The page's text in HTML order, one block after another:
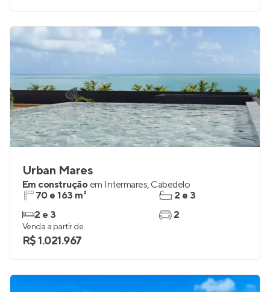
Urban Mares
Em construção em Intermares, Cabedelo
70 e 163 m²
2 e 3
2 e 3
2
Venda a partir de
R$ 1.021.967